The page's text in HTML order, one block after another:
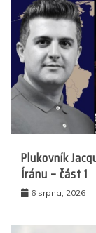
Plukovník
Íránu – část 1
6 srpna, 2026